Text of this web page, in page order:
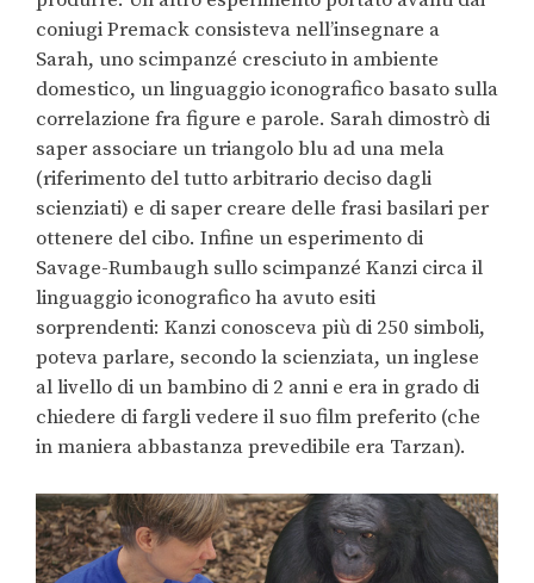
coniugi Premack consisteva nell’insegnare a
Sarah, uno scimpanzé cresciuto in ambiente
domestico, un linguaggio iconografico basato sulla
correlazione fra figure e parole. Sarah dimostrò di
saper associare un triangolo blu ad una mela
(riferimento del tutto arbitrario deciso dagli
scienziati) e di saper creare delle frasi basilari per
ottenere del cibo. Infine un esperimento di
Savage-Rumbaugh sullo scimpanzé Kanzi circa il
linguaggio iconografico ha avuto esiti
sorprendenti: Kanzi conosceva più di 250 simboli,
poteva parlare, secondo la scienziata, un inglese
al livello di un bambino di 2 anni e era in grado di
chiedere di fargli vedere il suo film preferito (che
in maniera abbastanza prevedibile era Tarzan).